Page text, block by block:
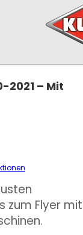
2021 – Mit
zum Flyer mit